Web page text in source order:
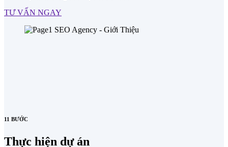
TƯ VẤN NGAY
11 BƯỚC
Thực hiện dự án